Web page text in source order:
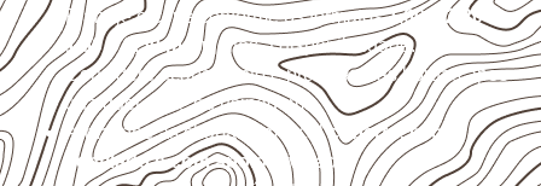
Planeje o corte conforme os formatos1,60 × 2,20 m e
1,60 × 2,50 m, sujeitos à disponibilidade.
Considere acabamento e proteção das bordas após
qualquer corte ou usinagem.
Armazene as chapas em localcoberto, seco,
ventilado e com apoio nivelado